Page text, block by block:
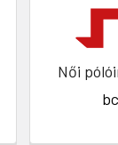
Női